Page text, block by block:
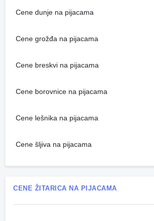
Cene dunje na pijacama
Cene grožđa na pijacama
Cene breskvi na pijacama
Cene borovnice na pijacama
Cene lešnika na pijacama
Cene šljiva na pijacama
CENE ŽITARICA NA PIJACAMA